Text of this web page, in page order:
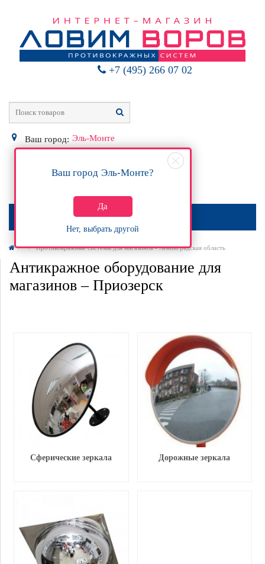
+7 (495) 266 07 02
Ваш город: Эль-Монте
Ваш город Эль-Монте?
Да
Нет, выбрать другой
0Р
МЕНЮ
Противокражные системы для магазинов - Ленинградская область
Антикражное оборудование для
магазинов – Приозерск
Сферические зеркала Дорожные зеркала